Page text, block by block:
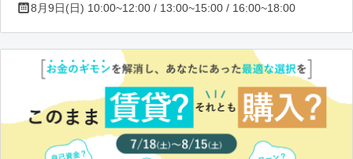
8月9日(日) 10:00~12:00 / 13:00~15:00 / 16:00~18:00